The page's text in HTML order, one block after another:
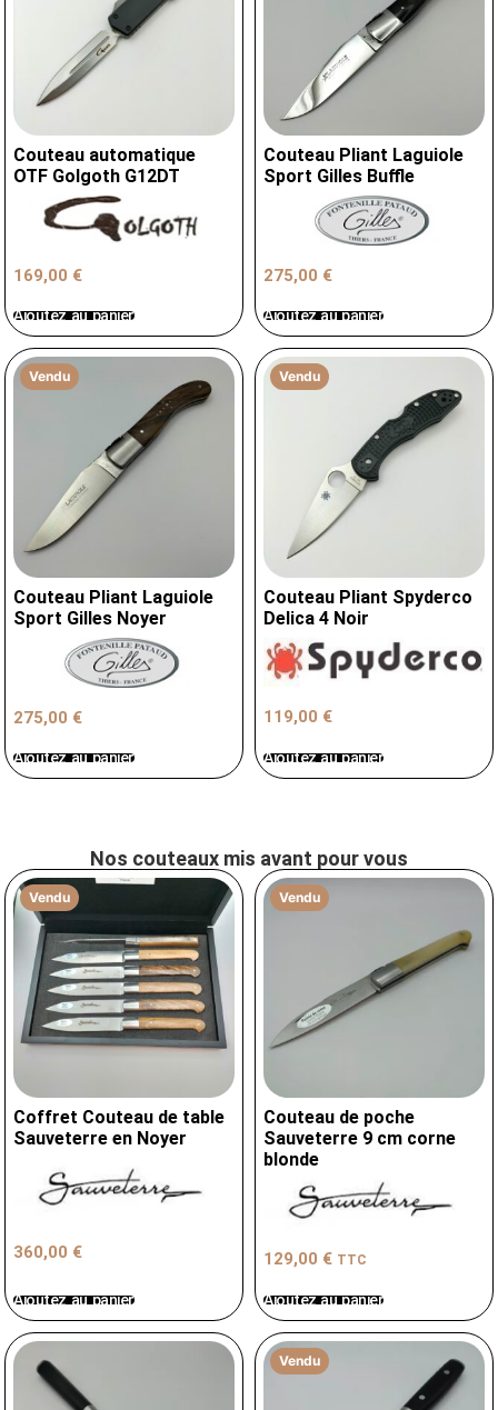
Couteau automatique
OTF Golgoth G12DT
169,00 €
Ajoutez au panier
Couteau Pliant Laguiole
Sport Gilles Buffle
275,00 €
Ajoutez au panier
Vendu
Couteau Pliant Laguiole
Sport Gilles Noyer
275,00 €
Ajoutez au panier
Vendu
Couteau Pliant Spyderco
Delica 4 Noir
119,00 €
Ajoutez au panier
Nos couteaux mis avant pour vous
Vendu
Coffret Couteau de table
Sauveterre en Noyer
360,00 €
Ajoutez au panier
Vendu
Couteau de poche
Sauveterre 9 cm corne
blonde
129,00 € TTC
Ajoutez au panier
Vendu